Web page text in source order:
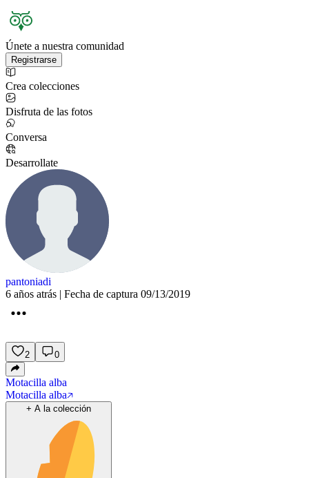
Únete a nuestra comunidad
Registrarse
Crea colecciones
Disfruta de las fotos
Conversa
Desarrollate
pantoniadi
6 años atrás | Fecha de captura 09/13/2019
2 0
Motacilla alba
Motacilla alba
+ A la colección